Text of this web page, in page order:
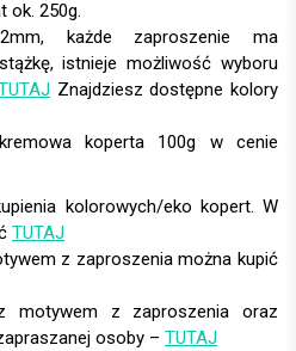
każde zaproszenie ma
istnieje możliwość wyboru
Znajdziesz dostępne kolory
kolorowych/eko kopert. W
TUTAJ
z zaproszenia można kupić
motywem z zaproszenia oraz
osoby – TUTAJ